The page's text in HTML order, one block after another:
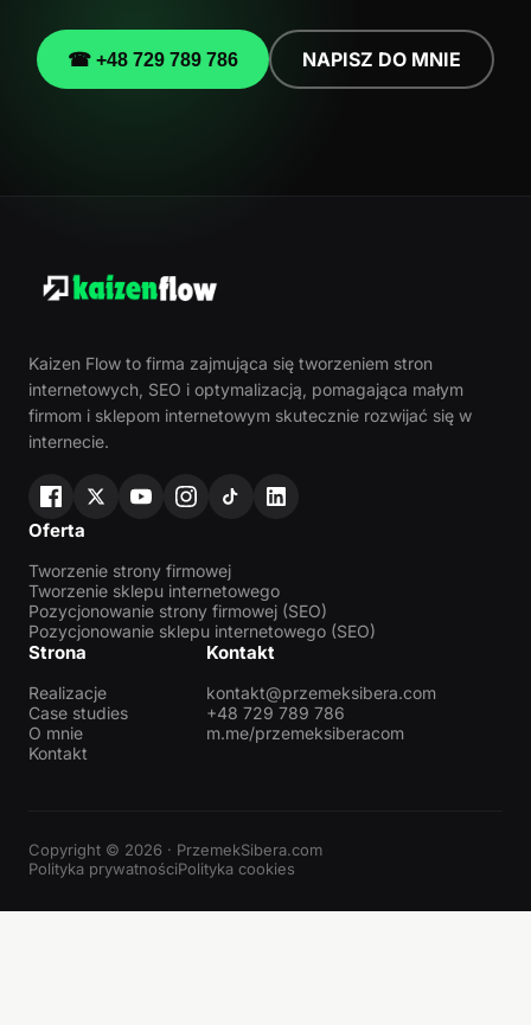
☎ +48 729 789 786 NAPISZ DO MNIE
Kaizen Flow to firma zajmująca się tworzeniem stron
internetowych, SEO i optymalizacją, pomagająca małym
firmom i sklepom internetowym skutecznie rozwijać się w
internecie.
Oferta
Tworzenie strony firmowej
Tworzenie sklepu internetowego
Pozycjonowanie strony firmowej (SEO)
Pozycjonowanie sklepu internetowego (SEO)
Strona
Realizacje
Case studies
O mnie
Kontakt
Kontakt
kontakt@przemeksibera.com
+48 729 789 786
m.me/przemeksiberacom
Copyright © 2026 · PrzemekSibera.com
Polityka prywatnościPolityka cookies